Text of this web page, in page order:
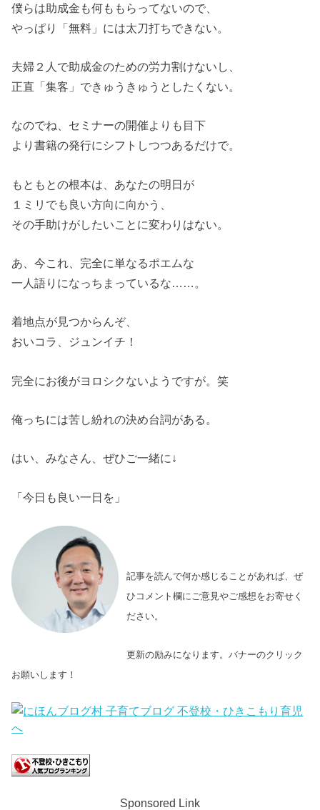
僕らは助成金も何ももらってないので、
やっぱり「無料」には太刀打ちできない。
夫婦２人で助成金のための労力割けないし、
正直「集客」できゅうきゅうとしたくない。
なのでね、セミナーの開催よりも目下
より書籍の発行にシフトしつつあるだけで。
もともとの根本は、あなたの明日が
１ミリでも良い方向に向かう、
その手助けがしたいことに変わりはない。
あ、今これ、完全に単なるポエムな
一人語りになっちまっているな……。
着地点が見つからんぞ、
おいコラ、ジュンイチ！
完全にお後がヨロシクないようですが。笑
俺っちには苦し紛れの決め台詞がある。
はい、みなさん、ぜひご一緒に↓
「今日も良い一日を」
記事を読んで何か感じることがあれば、ぜ
ひコメント欄にご意見やご感想をお寄せく
ださい。
更新の励みになります。バナーのクリック
お願いします！
Sponsored Link